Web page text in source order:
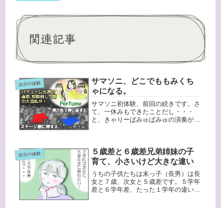
関連記事
自分の体験
サマソニ、どこでももみくち
ゃになる。
サマソニ初体験、前回の続きです。さ
て、一休みもできたことだし・・・
と、きゃりーぱみゅぱみゅの演奏が近
かったので、意外と混んでいないん
だ〜、と思...
自分の体験
５歳差と６歳差兄弟姉妹の子
育て、小さいけど大きな違い
うちの子供たちは末っ子（長男）は長
女と７歳、次女と５歳差です。５学年
差と６学年差、たった１学年の違いな